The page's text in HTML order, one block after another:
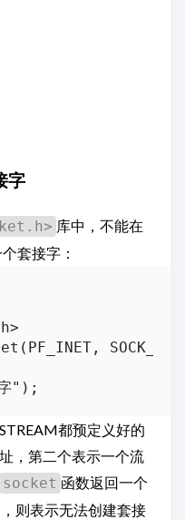
字
库中，不能在
套接字：
都预定义好的
，第二个表示一个流
socket 函数返回一个
则表示无法创建套接